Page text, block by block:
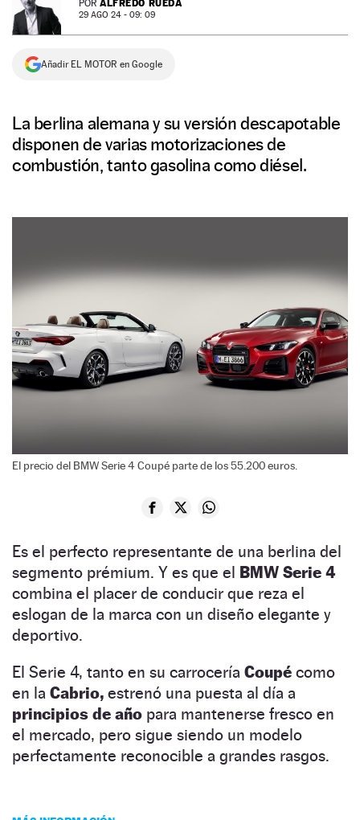
NEWSLETTER
SÍGUENOS
POR ALFREDO RUEDA
29 AGO 24 - 09: 09
Añadir EL MOTOR en Google
La berlina alemana y su versión descapotable
disponen de varias motorizaciones de
combustión, tanto gasolina como diésel.
El precio del BMW Serie 4 Coupé parte de los 55.200 euros.
Es el perfecto representante de una berlina del
segmento prémium. Y es que el BMW Serie 4
combina el placer de conducir que reza el
eslogan de la marca con un diseño elegante y
deportivo.
El Serie 4, tanto en su carrocería Coupé como
en la Cabrio, estrenó una puesta al día a
principios de año para mantenerse fresco en
el mercado, pero sigue siendo un modelo
perfectamente reconocible a grandes rasgos.